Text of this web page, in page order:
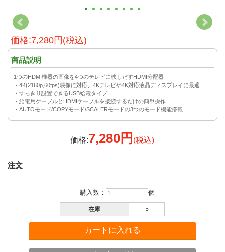
価格:7,280円(税込)
商品説明
1つのHDMI機器の画像を4つのテレビに映しだすHDMI分配器
・4K(2160p,60fps)映像に対応、4Kテレビや4K対応液晶ディスプレイに最適
・すっきり設置できるUSB給電タイプ
・給電用ケーブルとHDMIケーブルを接続するだけの簡単操作
・AUTOモード/COPYモード/SCALERモードの3つのモード機能搭載
価格:7,280円 (税込)
注文
購入数： 個
在庫 ○